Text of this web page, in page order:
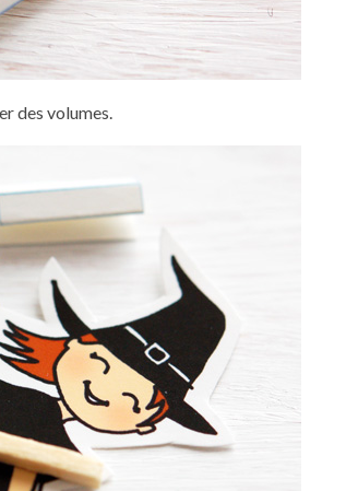
des volumes.